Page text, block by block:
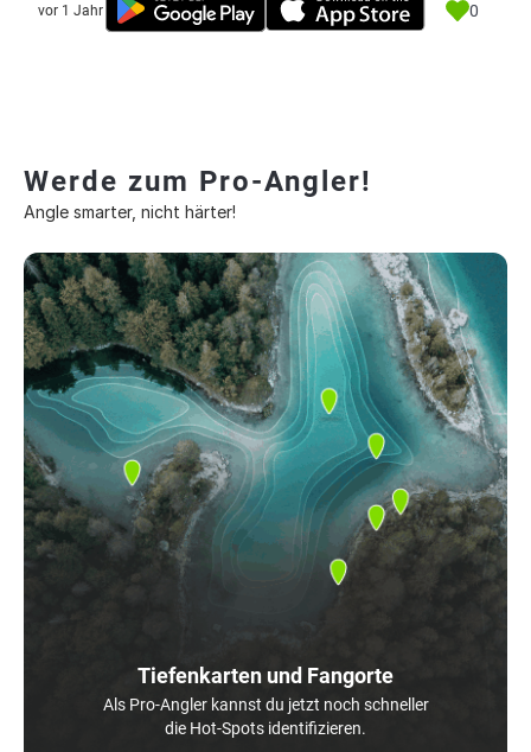
vor 1 Jahr 0
Werde zum Pro-Angler!
Angle smarter, nicht härter!
Tiefenkarten und Fangorte
Als Pro-Angler kannst du jetzt noch schneller
die Hot-Spots identifizieren.